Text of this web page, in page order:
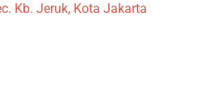
Kb. Jeruk, Kota Jakarta